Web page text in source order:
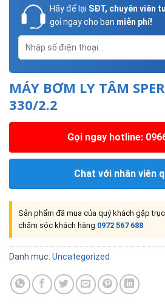
Hãy để lại SĐT, chuyên viên
gọi ngay cho bạn miễn phí!
MÁY BƠM LY TÂM
330/2.2
Gọi ngay hotline:
Chat với nhân viên
Sản phẩm đã mua của quý khách gặp
chăm sóc khách hàng 0972 567 688
Danh mục: Uncategorized